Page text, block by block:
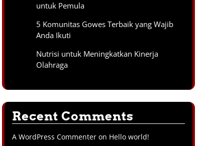
untuk Pemula
5 Komunitas Gowes Terbaik yang Wajib
Anda Ikuti
Nutrisi untuk Meningkatkan Kinerja
Olahraga
Recent Comments
A WordPress Commenter on Hello world!